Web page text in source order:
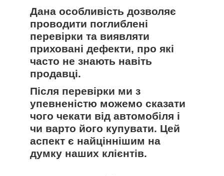
Дана особливість дозволяє
проводити поглиблені
перевірки та виявляти
приховані дефекти, про які
часто не знають навіть
продавці.
Після перевірки ми з
упевненістю можемо сказати
чого чекати від автомобіля і
чи варто його купувати. Цей
аспект є найціннішим на
думку наших клієнтів.